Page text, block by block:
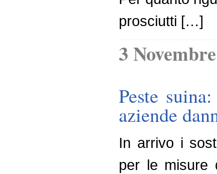
prosciutti […]
3
Peste
aziende
In arrivo i
per le misure